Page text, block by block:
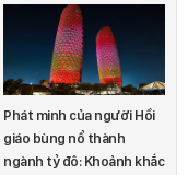
Phát minh của người Hồi
giáo bùng nổ thành
ngành tỷ đô: Khoảnh khắc